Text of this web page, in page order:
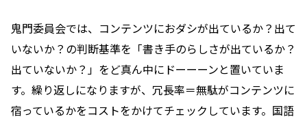
鬼門委員会では、コンテンツにおダシが出ているか？出て
いないか？の判断基準を「書き手のらしさが出ているか？
出ていないか？」をど真ん中にドーーーンと置いていま
す。繰り返しになりますが、冗長率＝無駄がコンテンツに
宿っているかをコストをかけてチェックしています。国語